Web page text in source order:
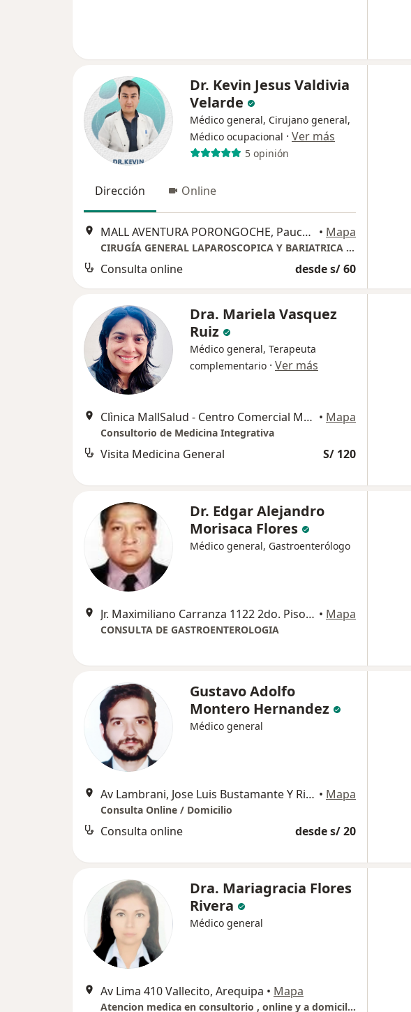
Dr. Kevin Jesus Valdivia
Velarde
Médico general, Cirujano general,
Médico ocupacional · Ver más
5 opinión
Dirección Online
MALL AVENTURA PORONGOCHE, Paucarpata • Mapa
CIRUGÍA GENERAL LAPAROSCOPICA Y BARIATRICA AVANZADA
Consulta online desde s/ 60
Dra. Mariela Vasquez
Ruiz
Médico general, Terapeuta
complementario · Ver más
Clìnica MallSalud - Centro Comercial Mall Aventura de Avenida Porongoche, Paucarpata • Mapa
Consultorio de Medicina Integrativa
Visita Medicina General S/ 120
Dr. Edgar Alejandro
Morisaca Flores
Médico general, Gastroenterólogo
Jr. Maximiliano Carranza 1122 2do. Piso San Juan de Miraflores LIMA, San Juan de Miraflores • Mapa
CONSULTA DE GASTROENTEROLOGIA
Gustavo Adolfo
Montero Hernandez
Médico general
Av Lambrani, Jose Luis Bustamante Y Rivero, Jose Luis Bustamante y Rivero • Mapa
Consulta Online / Domicilio
Consulta online desde s/ 20
Dra. Mariagracia Flores
Rivera
Médico general
Av Lima 410 Vallecito, Arequipa • Mapa
Atencion medica en consultorio , online y a domicilio